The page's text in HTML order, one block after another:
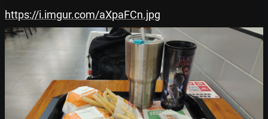
https://i.imgur.com/aXpaFCn.jpg